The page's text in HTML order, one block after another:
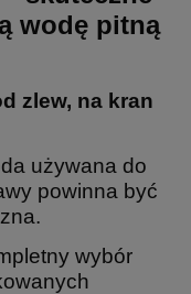
wodę pitną
zlew, na kran
używana do
powinna być
wybór